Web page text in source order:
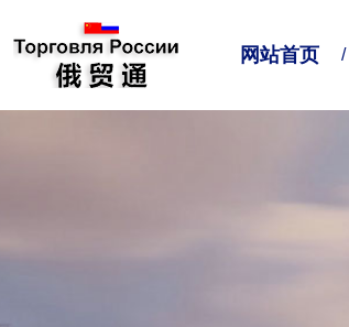
网站首页 /